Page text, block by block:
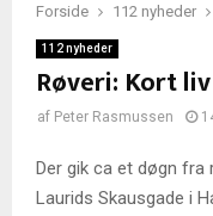
Forside 112 nyheder
112 nyheder
Røveri: Kort
af Peter Rasmussen
Der gik ca et døgn fra
Laurids Skausgade i